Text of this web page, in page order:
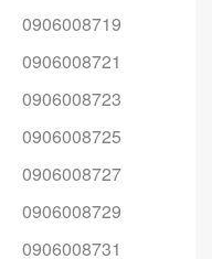
0906008719
0906008721
0906008723
0906008725
0906008727
0906008729
0906008731